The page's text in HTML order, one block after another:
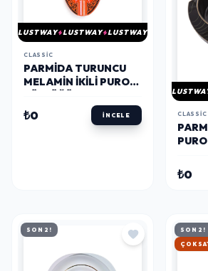
LUSTWAY LUSTWAY LUSTWAY
CLASSIC
PARMIDA TURUNCU
MELAMIN İKILI PURO
PARMIDA
₺0 İNCELE CLASSIC
₺0
SON 2!
SON 2!
HIZLI